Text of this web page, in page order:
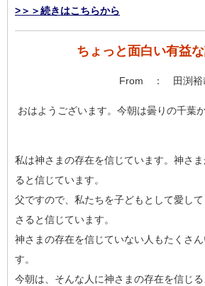
>＞＞続きはこちらから
ちょっと面白い有益な
From ： 田渕裕
おはようございます。今朝は曇りの千葉か
私は神さまの存在を信じています。神さ
ると信じています。
父ですので、私たちを子どもとして愛し
さると信じています。
神さまの存在を信じていない人もたくさ
す。
今朝は、そんな人に神さまの存在を信じ